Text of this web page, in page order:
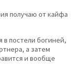
получаю от кайфа
в постели богиней,
а затем
и вообще